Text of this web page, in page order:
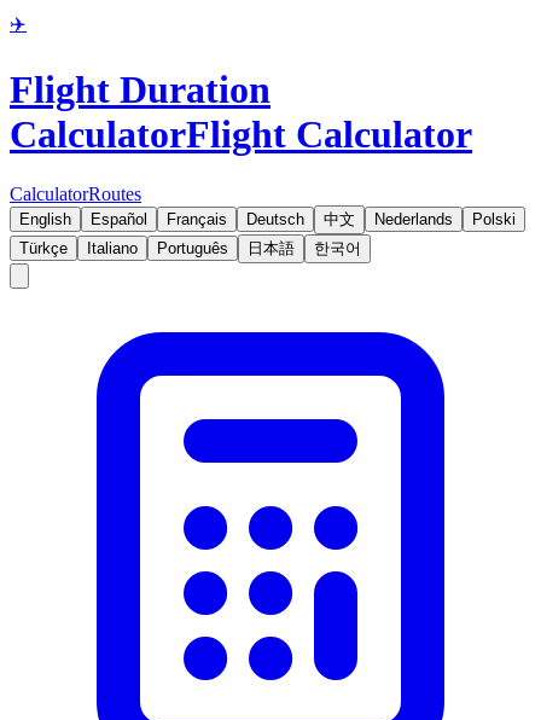
✈️
Flight Duration
CalculatorFlight Calculator
CalculatorRoutes
English Español Français Deutsch 中文 Nederlands
Polski
Türkçe
Italiano Português 日本語 한국어